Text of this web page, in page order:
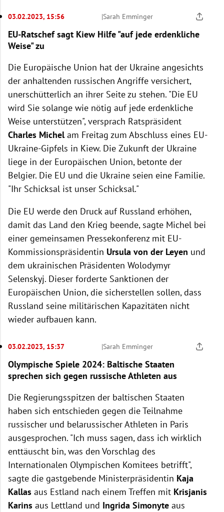
03.02.2023, 15:56 |Sarah Emminger
EU-Ratschef sagt Kiew Hilfe "auf jede erdenkliche
Weise" zu
Die Europäische Union hat der Ukraine angesichts
der anhaltenden russischen Angriffe versichert,
unerschütterlich an ihrer Seite zu stehen. "Die EU
wird Sie solange wie nötig auf jede erdenkliche
Weise unterstützen", versprach Ratspräsident
Charles Michelam Freitag zum Abschluss eines EU-
Ukraine-Gipfels in Kiew. Die Zukunft der Ukraine
liege in der Europäischen Union, betonte der
Belgier. Die EU und die Ukraine seien eine Familie.
"Ihr Schicksal ist unser Schicksal."
Die EU werde den Druck auf Russland erhöhen,
damit das Land den Krieg beende, sagte Michel bei
einer gemeinsamen Pressekonferenz mit EU-
Kommissionspräsidentin Ursula von der Leyen und
dem ukrainischen Präsidenten Wolodymyr
Selenskyj. Dieser forderte Sanktionen der
Europäischen Union, die sicherstellen sollen, dass
Russland seine militärischen Kapazitäten nicht
wieder aufbauen kann.
03.02.2023, 15:37 |Sarah Emminger
Olympische Spiele 2024: Baltische Staaten
sprechen sich gegen russische Athleten aus
Die Regierungsspitzen der baltischen Staaten
haben sich entschieden gegen die Teilnahme
russischer und belarussischer Athleten in Paris
ausgesprochen. "Ich muss sagen, dass ich wirklich
enttäuscht bin, was den Vorschlag des
Internationalen Olympischen Komitees betrifft",
sagte die gastgebende Ministerpräsidentin Kaja
Kallas aus Estland nach einem Treffen mit Krisjanis
Karins aus Lettland und Ingrida Simonyte aus